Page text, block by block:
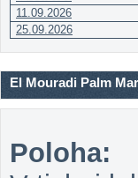
11.09.2026
25.09.2026
El Mouradi Palm
Poloha: